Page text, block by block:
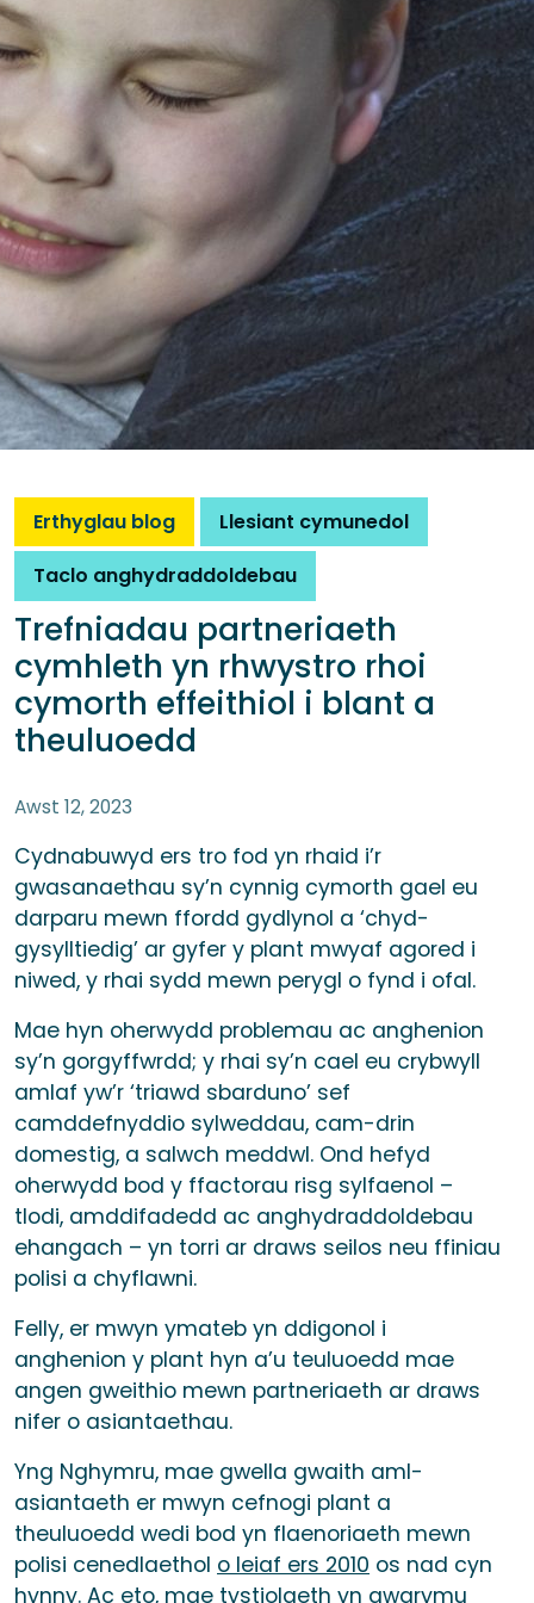
Erthyglau blog
Llesiant cymunedol
Taclo anghydraddoldebau
Trefniadau partneriaeth
cymhleth yn rhwystro rhoi
cymorth effeithiol i blant a
theuluoedd
Awst 12, 2023
Cydnabuwyd ers tro fod yn rhaid i’r
gwasanaethau sy’n cynnig cymorth gael eu
darparu mewn ffordd gydlynol a ‘chyd-
gysylltiedig’ ar gyfer y plant mwyaf agored i
niwed, y rhai sydd mewn perygl o fynd i ofal.
Mae hyn oherwydd problemau ac anghenion
sy’n gorgyffwrdd; y rhai sy’n cael eu crybwyll
amlaf yw’r ‘triawd sbarduno’ sef
camddefnyddio sylweddau, cam-drin
domestig, a salwch meddwl. Ond hefyd
oherwydd bod y ffactorau risg sylfaenol –
tlodi, amddifadedd ac anghydraddoldebau
ehangach – yn torri ar draws seilos neu ffiniau
polisi a chyflawni.
Felly, er mwyn ymateb yn ddigonol i
anghenion y plant hyn a’u teuluoedd mae
angen gweithio mewn partneriaeth ar draws
nifer o asiantaethau.
Yng Nghymru, mae gwella gwaith aml-
asiantaeth er mwyn cefnogi plant a
theuluoedd wedi bod yn flaenoriaeth mewn
polisi cenedlaethol o leiaf ers 2010 os nad cyn
hynny. Ac eto, mae tystiolaeth yn awgrymu